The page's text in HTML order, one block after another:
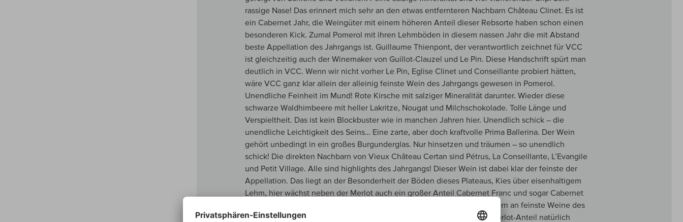
rassige Nase! Das erinnert mich sehr an den etwas entfernteren Nachbarn Château Clinet. Es ist
ein Cabernet Jahr, die Weingüter mit einem höheren Anteil dieser Rebsorte haben schon einen
besonderen Kick. Zumal Pomerol mit ihren Lehmböden in diesem nassen Jahr die mit Abstand
beste Appellation des Jahrgangs ist. Guillaume Thienpont, der verantwortlich zeichnet für VCC
ist gleichzeitig auch der Winemaker von Guillot-Clauzel und Le Pin. Diese Handschrift spürt man
deutlich in VCC. Wenn wir nicht vorher Le Pin, Eglise Clinet und Conseillante probiert hätten,
wäre VCC ganz klar allein der alleinig feinste Wein des Jahrgangs gewesen in Pomerol.
Unendliche Feinheit im Mund! Rote Kirsche mit salziger Mineralität darunter. Wieder diese
schwarze Waldhimbeere mit heller Lakritze, Nougat und Milchschokolade. Tolle Länge und
Verspieltheit. Das ist kein Blockbuster wie in manchen Jahren hier. Unendlich schick – die
unendliche Leichtigkeit des Seins… Eine zarte, aber doch kraftvolle Prima Ballerina. Der Wein
gehört unbedingt in ein großes Burgunderglas. Nur hinsetzen und träumen – so unendlich
schick! Die direkten Nachbarn von Vieux Château Certan sind Pétrus, La Conseillante, L’Evangile
und Petit Village. Alle sind highlights des Jahrgangs! Dieser Wein ist dabei klar der feinste der
Appellation. Das liegt an der Besonderheit der Böden dieses Plateaus, Kies über eisenhaltigem
Lehm, hier wächst neben der Merlot auch ein großer Anteil Cabernet Franc und sogar Cabernet
Sauvignon. Die dadurch erlangte Duftigkeit, Eleganz und Finesse erinnern an feinste Weine des
Médoc, dennoch sind die Weine durch einen doch ganz erheblichen Merlot-Anteil natürlich